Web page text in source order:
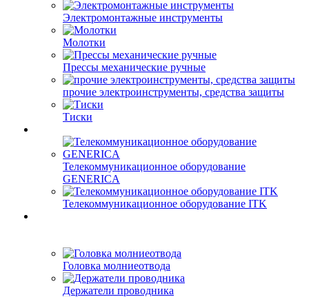
Электромонтажные инструменты
Молотки
Прессы механические ручные
прочие электроинструменты, средства защиты
Тиски
Телекоммуникационное оборудование
GENERICA
Телекоммуникационное оборудование ITK
Головка молниеотвода
Держатели проводника